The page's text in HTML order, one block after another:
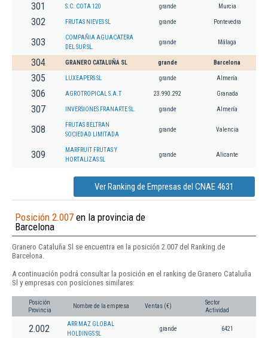
301 S.C. COTA 120 grande Murcia
302 FRUTAS NIEVES SL grande Pontevedra
303
COMPAÑIA AGUACATERA
DEL SUR SL.
grande Málaga
304 GRANERO CATALUÑA SL grande Barcelona
305 LUXEAPERS SL grande Almería
306 AGROTROPICAL S.A.T 23.990.292 Granada
307 INVERSIONES FRANARTE SL. grande Almería
308
FRUTAS BELTRAN
SOCIEDAD LIMITADA
grande Valencia
309
MARFRUIT FRUTAS Y
HORTALIZAS SL
grande Alicante
Ver Ranking de Empresas del CNAE 4631
Posición 2.007 en la provincia de
Barcelona
Granero Cataluña Sl se encuentra en la posición 2.007 del Ranking de
Barcelona.
A continuación podrá consultar la posición en el ranking de Granero Cataluña
Sl y empresas con posiciones similares:
Posición
Provincia
Nombre de la empresa Ventas (€)
Sector
Actividad
2.002
ARR MAZ GLOBAL
HOLDINGS SL
grande 6421